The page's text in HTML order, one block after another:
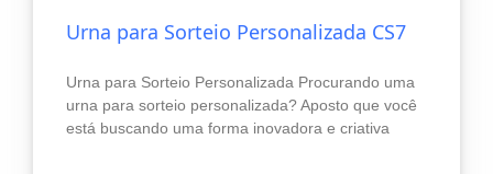
Urna para Sorteio Personalizada CS7
Urna para Sorteio Personalizada Procurando uma
urna para sorteio personalizada? Aposto que você
está buscando uma forma inovadora e criativa